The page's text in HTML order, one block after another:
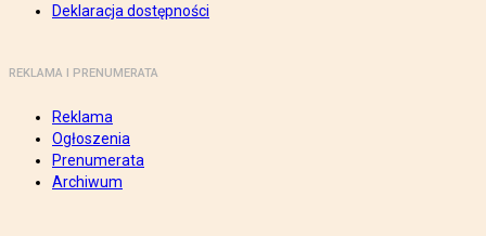
Deklaracja dostępności
REKLAMA I PRENUMERATA
Reklama
Ogłoszenia
Prenumerata
Archiwum